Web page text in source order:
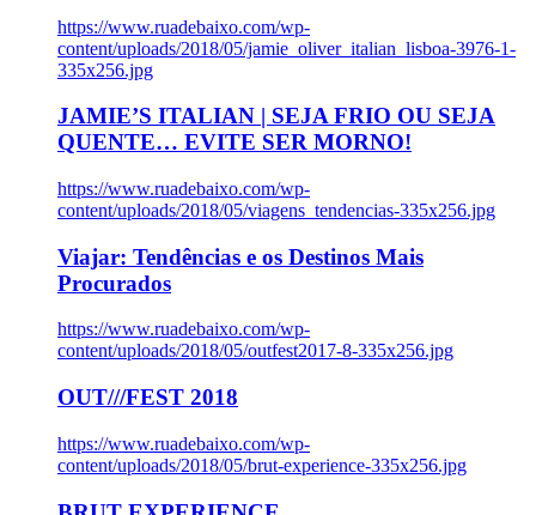
https://www.ruadebaixo.com/wp-
content/uploads/2018/05/jamie_oliver_italian_lisboa-3976-1-
335x256.jpg
JAMIE’S ITALIAN | SEJA FRIO OU SEJA
QUENTE… EVITE SER MORNO!
https://www.ruadebaixo.com/wp-
content/uploads/2018/05/viagens_tendencias-335x256.jpg
Viajar: Tendências e os Destinos Mais
Procurados
https://www.ruadebaixo.com/wp-
content/uploads/2018/05/outfest2017-8-335x256.jpg
OUT///FEST 2018
https://www.ruadebaixo.com/wp-
content/uploads/2018/05/brut-experience-335x256.jpg